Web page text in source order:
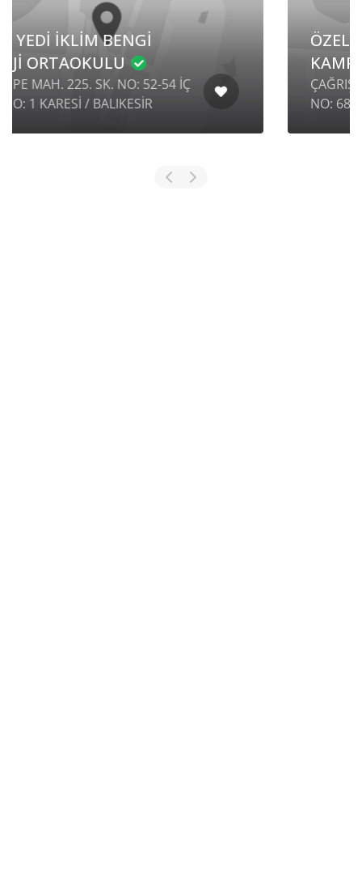
ÖZEL BURSA VENÜS
KAMPÜS ORTAOKULU
ÇAĞRIŞAN MAH. MUDANYA CAD.
NO: 68B MUDANYA / BURSA